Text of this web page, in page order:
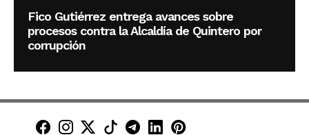
Fico Gutiérrez entrega avances sobre
procesos contra la Alcaldía de Quintero por
corrupción
Minuto30 en Facebook
Minuto30 en Instagram
Minuto30 en X (Twitter)
Minuto30 en TikTok
Canal de Minuto30 en
Minuto30 en LinkedIn
Minuto30 en